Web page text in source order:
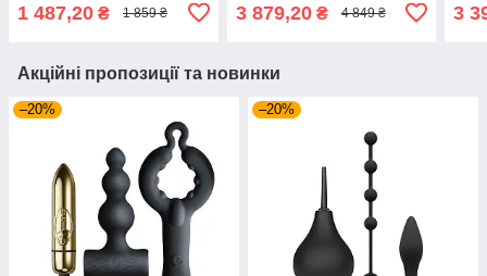
намисто і пробка
1 487,20 ₴ 1 859 ₴ 3 879,20₴ 4 849 ₴ 3
Акційні пропозиції та новинки
–20% –20%